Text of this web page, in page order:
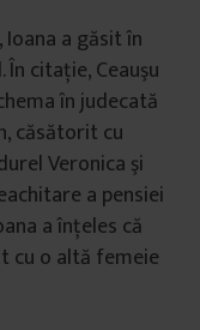
a găsit în
citaţie, Ceauşu
în judecată
căsătorit cu
Veronica şi
a pensiei
a înţeles că
cu o altă femeie